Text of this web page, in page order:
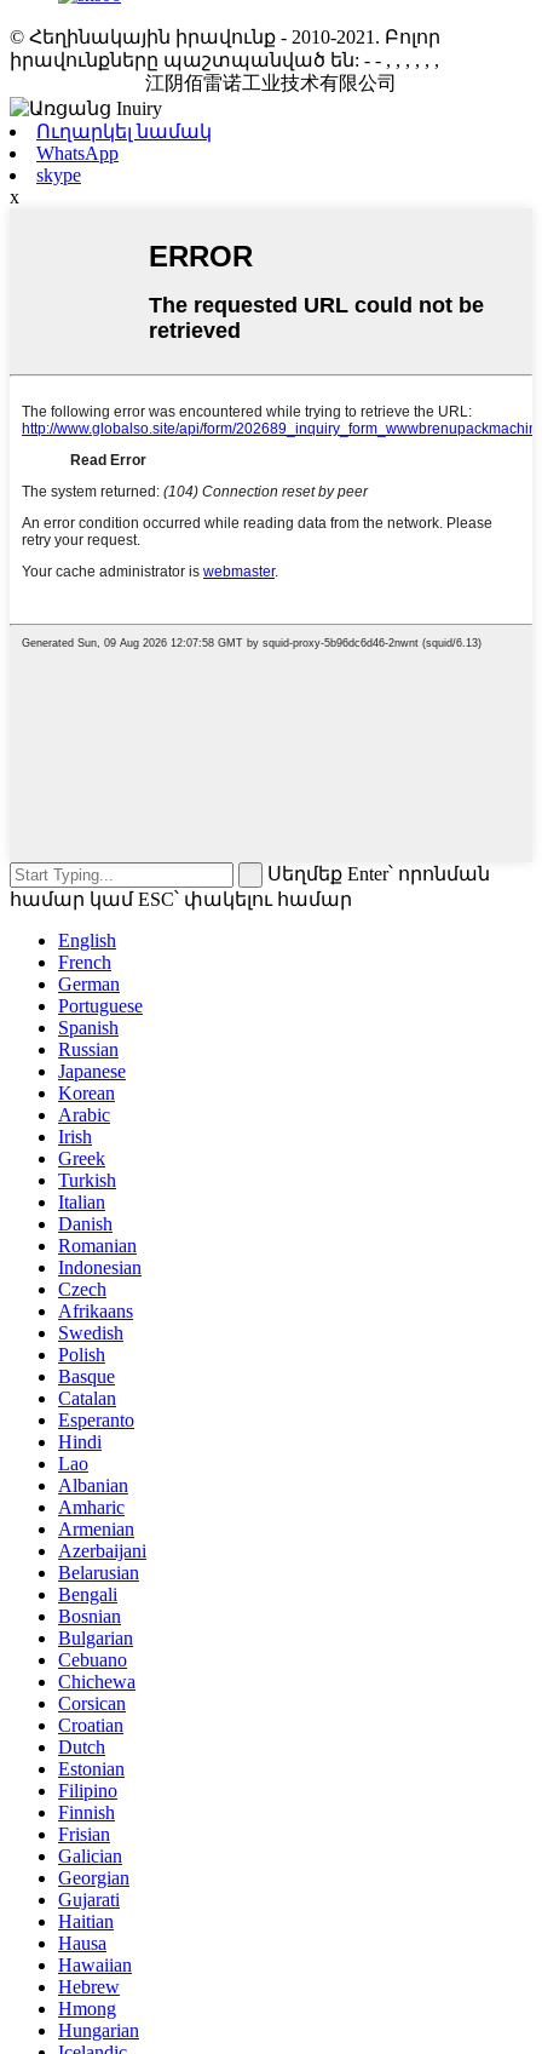
© Հեղինակային իրավունք - 2010-2021. Բոլոր
իրավունքները պաշտպանված են: - - , , , , , ,
江阴佰雷诺工业技术有限公司
Ուղարկել նամակ
WhatsApp
skype
x
Սեղմեք Enter՝ որոնման
համար կամ ESC՝ փակելու համար
English
French
German
Portuguese
Spanish
Russian
Japanese
Korean
Arabic
Irish
Greek
Turkish
Italian
Danish
Romanian
Indonesian
Czech
Afrikaans
Swedish
Polish
Basque
Catalan
Esperanto
Hindi
Lao
Albanian
Amharic
Armenian
Azerbaijani
Belarusian
Bengali
Bosnian
Bulgarian
Cebuano
Chichewa
Corsican
Croatian
Dutch
Estonian
Filipino
Finnish
Frisian
Galician
Georgian
Gujarati
Haitian
Hausa
Hawaiian
Hebrew
Hmong
Hungarian